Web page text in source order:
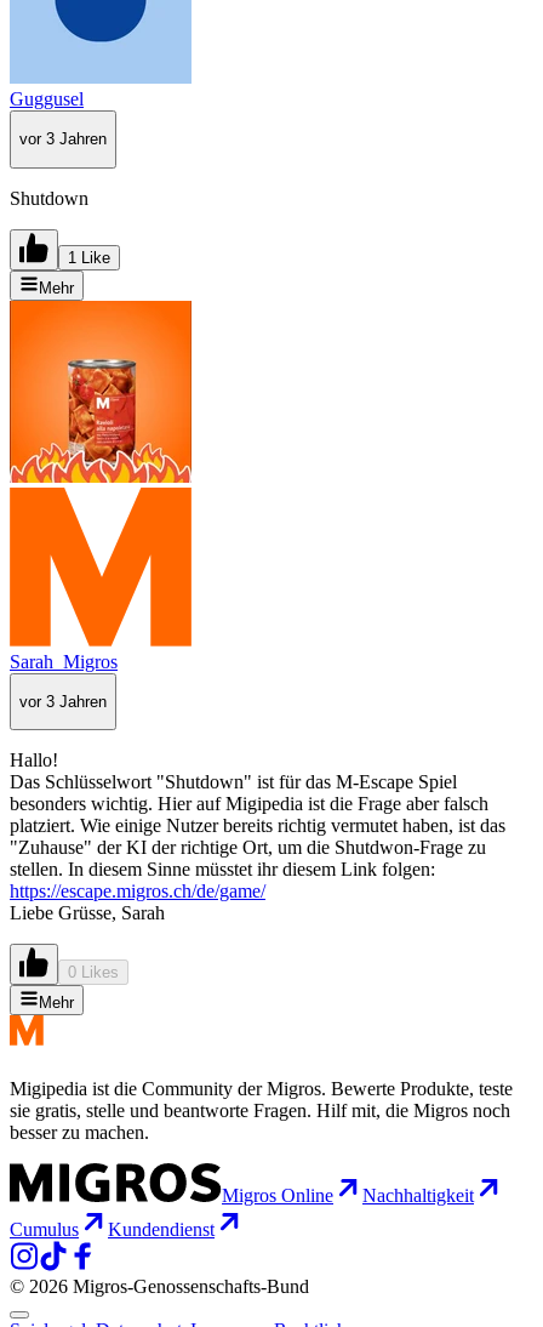
Guggusel
vor 3 Jahren
Shutdown
1 Like
Mehr
Sarah_Migros
vor 3 Jahren
Hallo!
Das Schlüsselwort "Shutdown" ist für das M-Escape Spiel
besonders wichtig. Hier auf Migipedia ist die Frage aber falsch
platziert. Wie einige Nutzer bereits richtig vermutet haben, ist das
"Zuhause" der KI der richtige Ort, um die Shutdwon-Frage zu
stellen. In diesem Sinne müsstet ihr diesem Link folgen:
https://escape.migros.ch/de/game/
Liebe Grüsse, Sarah
0 Likes
Mehr
Migipedia ist die Community der Migros. Bewerte Produkte, teste
sie gratis, stelle und beantworte Fragen. Hilf mit, die Migros noch
besser zu machen.
Migros Online
Nachhaltigkeit
Cumulus
Kundendienst
© 2026 Migros-Genossenschafts-Bund